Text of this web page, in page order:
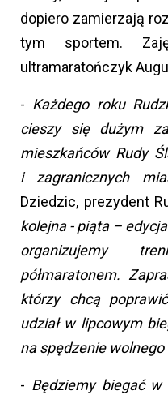
dopiero zamierzają
tym sportem.
ultramaratończyk
- Każdego roku
cieszy się dużym
mieszkańców Rudy
i zagranicznych
Dziedzic, prezydent
kolejna - piąta –
organizujemy
półmaratonem.
którzy chcą
udział w lipcowym
na spędzenie wolnego
- Będziemy biegać